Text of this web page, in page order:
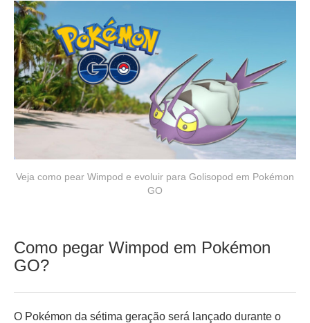
Veja como pear Wimpod e evoluir para Golisopod em Pokémon
GO
Como pegar Wimpod em Pokémon
GO?
O Pokémon da sétima geração será lançado durante o